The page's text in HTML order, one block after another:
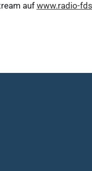
auf www.radio-